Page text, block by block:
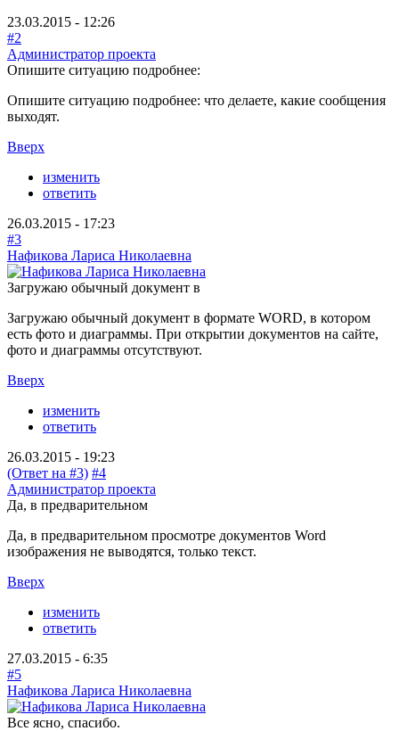
23.03.2015 - 12:26
#2
Администратор проекта
Опишите ситуацию подробнее:
Опишите ситуацию подробнее: что делаете, какие сообщения
выходят.
Вверх
изменить
ответить
26.03.2015 - 17:23
#3
Нафикова Лариса Николаевна
Загружаю обычный документ в
Загружаю обычный документ в формате WORD, в котором
есть фото и диаграммы. При открытии документов на сайте,
фото и диаграммы отсутствуют.
Вверх
изменить
ответить
26.03.2015 - 19:23
(Ответ на #3) #4
Администратор проекта
Да, в предварительном
Да, в предварительном просмотре документов Word
изображения не выводятся, только текст.
Вверх
изменить
ответить
27.03.2015 - 6:35
#5
Нафикова Лариса Николаевна
Все ясно, спасибо.